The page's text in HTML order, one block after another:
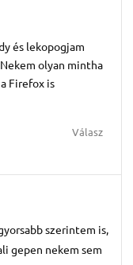
és lekopogjam
olyan mintha
Firefox is
Válasz
szerintem is,
gepen nekem sem